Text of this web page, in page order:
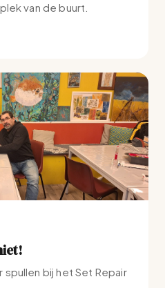
van de buurt.
bij het Set Repair